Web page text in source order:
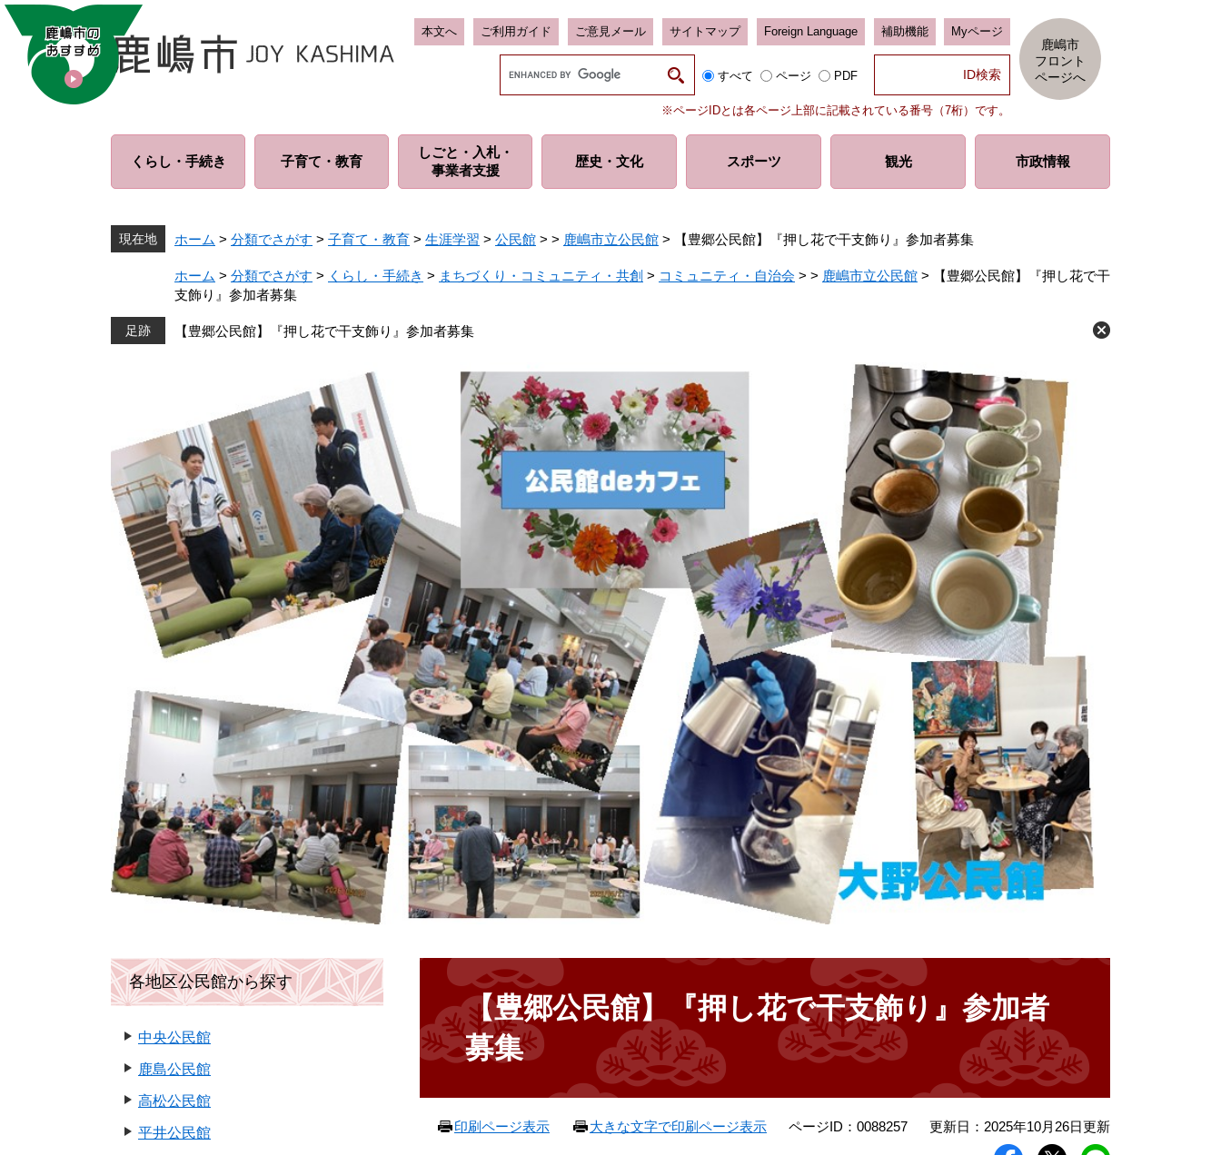
ペ
メ
本文へ ご利用ガイド ご意見メール サイトマップ Foreign Language 補助機能 Myページ
ム
索
すべて ページ PDF
※ページIDとは各ページ上部に記載されている番号（7桁）です。
鹿嶋市
フロント
ページへ
くらし・ 手続き 子育て・ 教育
しごと・入札・
事業者支援
歴史・ 文化 スポーツ 観光 市政情報
現在地 ホーム > 分類でさがす > 子育て・教育 > 生涯学習 > 公民館 > > 鹿嶋市立公民館 > 【豊郷公民館】『押し花で干支飾り』参加者募集
ホーム > 分類でさがす > くらし・手続き > まちづくり・コミュニティ・共創 > コミュニティ・自治会 > > 鹿嶋市立公民館 >
【豊郷公民館】『押し花で干
支飾り』参加者募集
【豊郷公民館】『押し花で干支飾り』参加者募集
【豊郷公民館】『押し花で干支飾り』参加者
募集
印刷ページ表示 大きな文字で印刷ページ表示 ページID：0088257 更新日：2025年10月26日更新
各地区公民館から探す
中央公民館
鹿島公民館
高松公民館
平井公民館